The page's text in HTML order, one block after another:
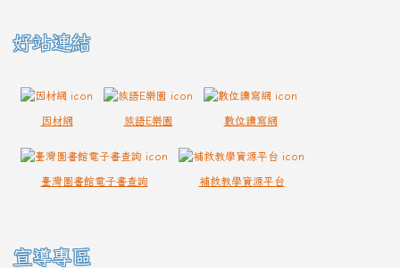
好站連結
因材網 族語E樂園 數位讀寫網
臺灣圖書館電子書查詢 補救教學資源平台
宣導專區